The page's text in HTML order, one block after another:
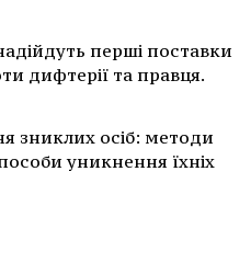
перші поставки
дифтерії та правця.
зниклих осіб: методи
уникнення їхніх